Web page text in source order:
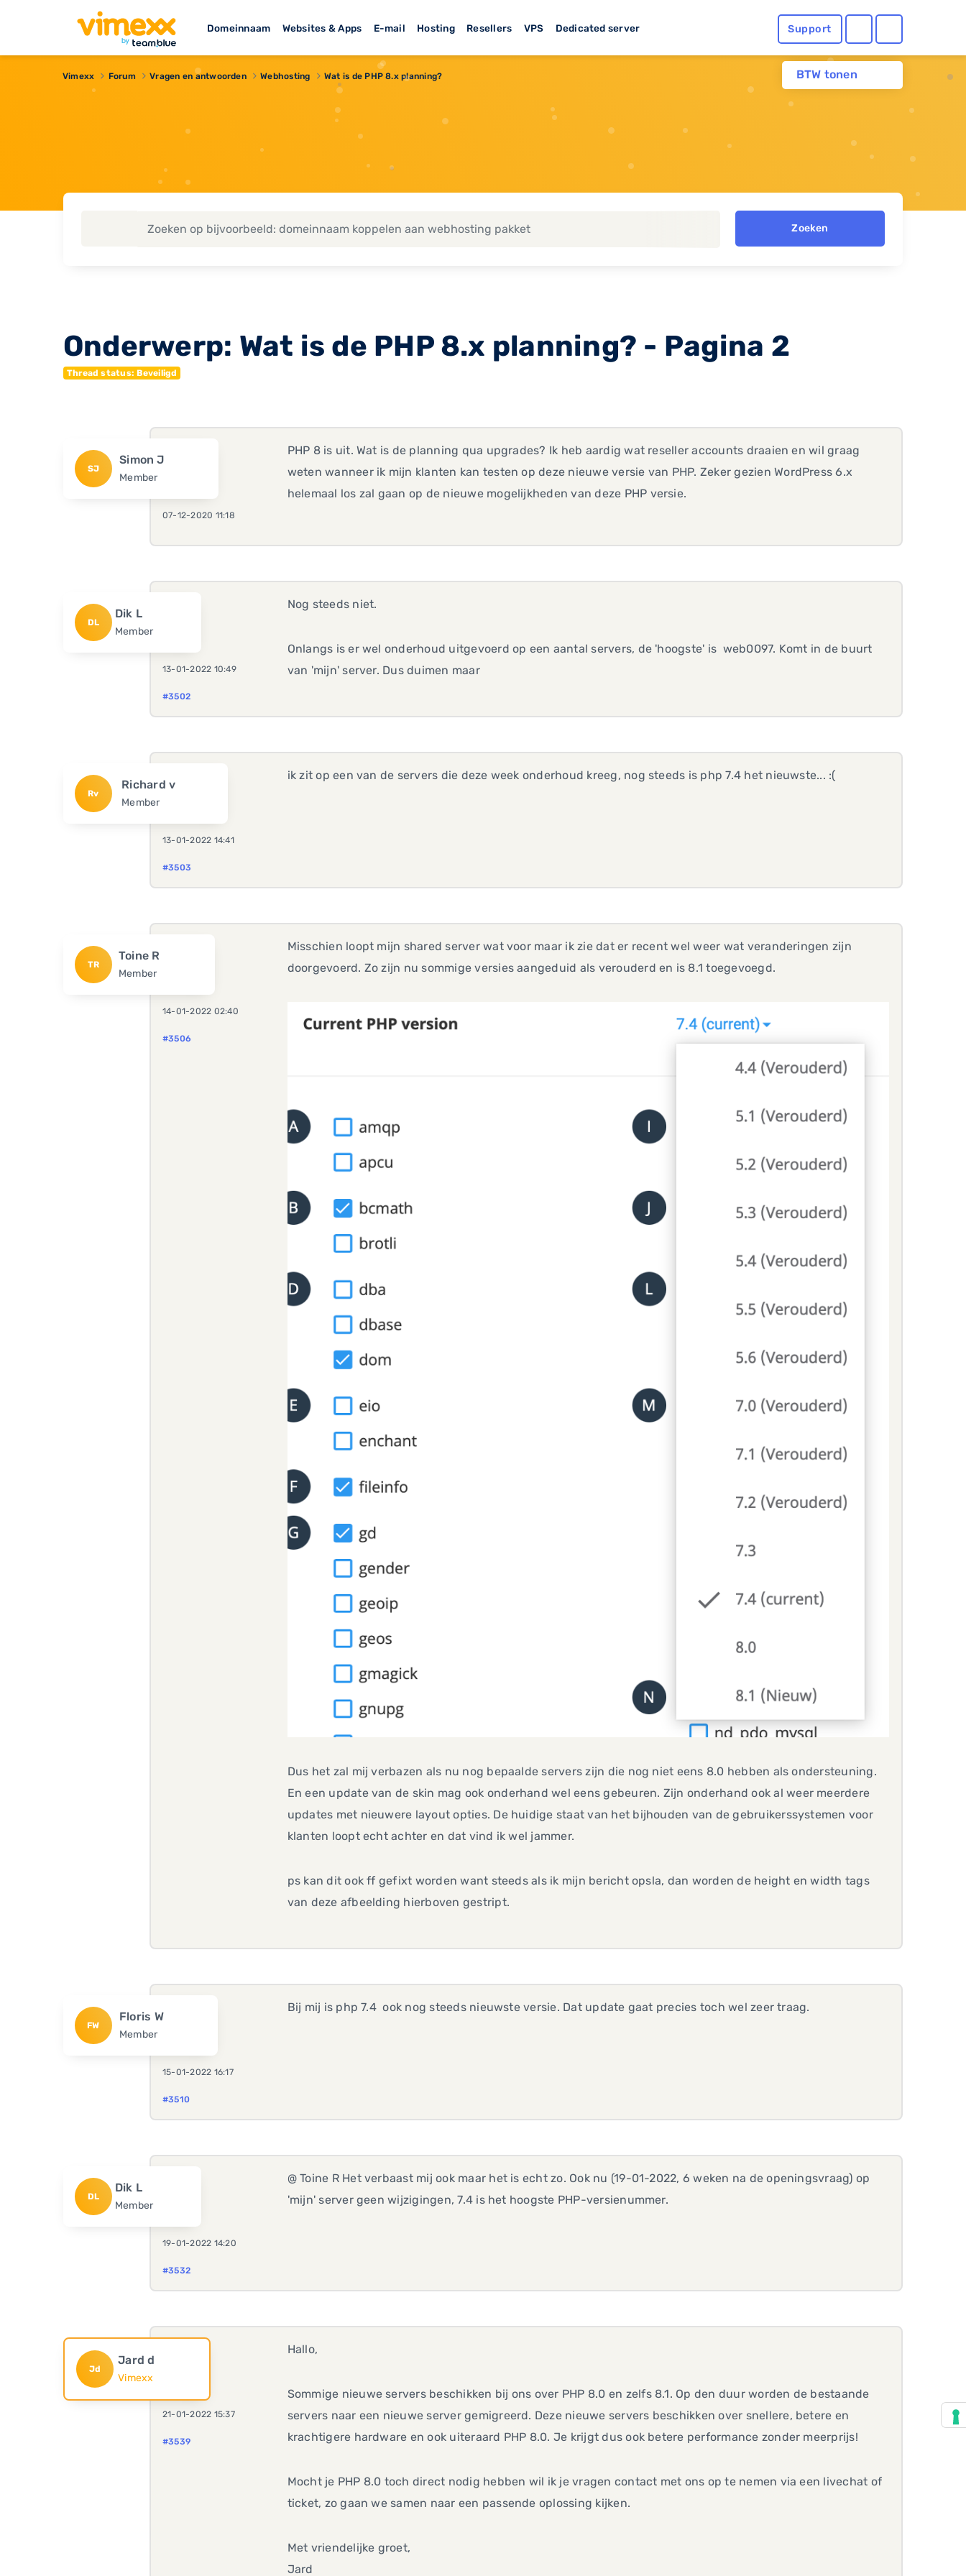
Domeinnaam Websites & Apps E-mail Hosting Resellers VPS Dedicated server Support
BTW tonen
Vimexx Forum Vragen en antwoorden Webhosting Wat is de PHP 8.x planning?
Zoeken
Onderwerp: Wat is de PHP 8.x planning? - Pagina 2
Thread status: Beveiligd
SJ
Simon J
Member
07-12-2020 11:18
PHP 8 is uit. Wat is de planning qua upgrades? Ik heb aardig wat reseller accounts draaien en wil graag
weten wanneer ik mijn klanten kan testen op deze nieuwe versie van PHP. Zeker gezien WordPress 6.x
helemaal los zal gaan op de nieuwe mogelijkheden van deze PHP versie.
DL
Dik L
Member
13-01-2022 10:49
#3502
Nog steeds niet.
Onlangs is er wel onderhoud uitgevoerd op een aantal servers, de 'hoogste' is web0097. Komt in de buurt
van 'mijn' server. Dus duimen maar
Rv
Richard v
Member
13-01-2022 14:41
#3503
ik zit op een van de servers die deze week onderhoud kreeg, nog steeds is php 7.4 het nieuwste... :(
TR
Toine R
Member
14-01-2022 02:40
#3506
Misschien loopt mijn shared server wat voor maar ik zie dat er recent wel weer wat veranderingen zijn
doorgevoerd. Zo zijn nu sommige versies aangeduid als verouderd en is 8.1 toegevoegd.
Dus het zal mij verbazen als nu nog bepaalde servers zijn die nog niet eens 8.0 hebben als ondersteuning.
En een update van de skin mag ook onderhand wel eens gebeuren. Zijn onderhand ook al weer meerdere
updates met nieuwere layout opties. De huidige staat van het bijhouden van de gebruikerssystemen voor
klanten loopt echt achter en dat vind ik wel jammer.
ps kan dit ook ff gefixt worden want steeds als ik mijn bericht opsla, dan worden de height en width tags
van deze afbeelding hierboven gestript.
FW
Floris W
Member
15-01-2022 16:17
#3510
Bij mij is php 7.4 ook nog steeds nieuwste versie. Dat update gaat precies toch wel zeer traag.
DL
Dik L
Member
19-01-2022 14:20
#3532
@ Toine R Het verbaast mij ook maar het is echt zo. Ook nu (19-01-2022, 6 weken na de openingsvraag) op
'mijn' server geen wijzigingen, 7.4 is het hoogste PHP-versienummer.
Jd
Jard d
Vimexx
21-01-2022 15:37
#3539
Hallo,
Sommige nieuwe servers beschikken bij ons over PHP 8.0 en zelfs 8.1. Op den duur worden de bestaande
servers naar een nieuwe server gemigreerd. Deze nieuwe servers beschikken over snellere, betere en
krachtigere hardware en ook uiteraard PHP 8.0. Je krijgt dus ook betere performance zonder meerprijs!
Mocht je PHP 8.0 toch direct nodig hebben wil ik je vragen contact met ons op te nemen via een livechat of
ticket, zo gaan we samen naar een passende oplossing kijken.
Met vriendelijke groet,
Jard